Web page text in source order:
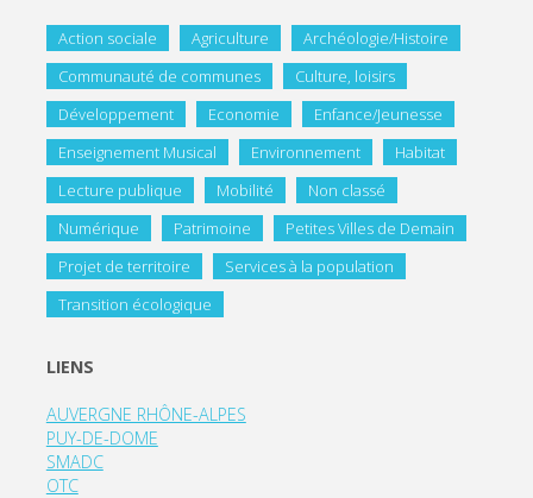
Action sociale Agriculture
Archéologie/Histoire
Communauté de communes
Culture, loisirs
Développement
Economie
Enfance/Jeunesse
Enseignement Musical
Environnement
Habitat
Lecture publique
Mobilité
Non classé
Numérique
Patrimoine
Petites Villes de Demain
Projet de territoire
Services à la population
Transition écologique
LIENS
AUVERGNE RHÔNE-ALPES
PUY-DE-DOME
SMADC
OTC